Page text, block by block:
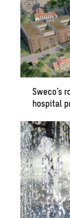
Sweco’s
hos­pi­tal